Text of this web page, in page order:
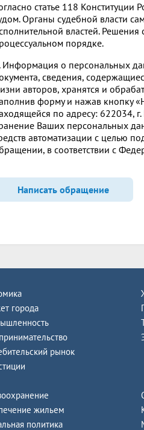
статье 118 Конституции
Органы судебной власти
властей.
порядке.
Информация о персональных
сведения,
авторов, хранятся и
форму и нажав кнопку
по адресу: 622034,
Ваших персональных
автоматизации с целью
в соответствии с
Написать обращение
города
рынок
жильем
политика